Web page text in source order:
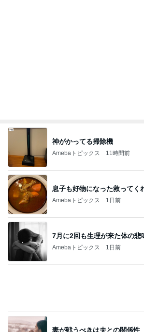
神がかってる掃除機
Amebaトピックス 11時間前
息子も好物になった救ってく
Amebaトピックス 1日前
7月に2回も生理が来た体の悲
Amebaトピックス 1日前
妻が戦うべきは夫との関係性